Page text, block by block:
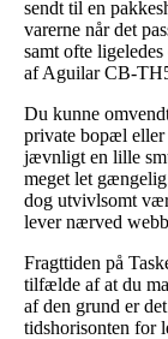
sendt til en
varerne når det
samt ofte
af Aguilar CB-
Du kunne
private bopæl eller
jævnligt en lille
meget let
dog utvivlsomt
lever nærved
Fragttiden på
tilfælde af at du
af den grund er
tidshorisonten for